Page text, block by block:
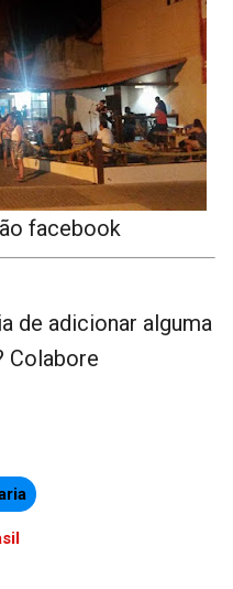
facebook
de adicionar alguma
Colabore